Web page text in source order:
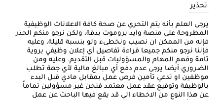
تحذير
يرجى العلم بأنه يتم التحري عن صحة كافة الاعلانات الوظيفية
المطروحة على منصة وايد بروموت بدقة، ولكن نرجو منكم الحذر
فإنه من الممكن ان نصيب ونخطىء ولو بنسبة قليلة، وعليه
فإننا نرجو منكم جميعا قراءة تفاصيل أي إعلان وظيفي بروية
تامة وفهم المهام والمسؤوليات قبل التقديم. وعليه ومن
الضروري أيضا يرجى عدم دفع أي مبالغ مالية لأي جهة تطلب
موظفين او تدعي تأمين فرص عمل بمقابل مادي قبل البدء
بالوظيفة وتوقيع عقد عمل معتمد فنحن غير مسؤولين تماماً
عن هذا النوع من الاخطاء الي قد يقع فيها الباحث عن عمل